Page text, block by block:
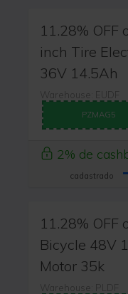
11.28% OFF
inch Tire
36V 14.5Ah
Warehouse: EUDF
PZMAG5
2% de
cadastrado
11.28% OFF
Bicycle 48V
Motor 35k
Warehouse: PLDF